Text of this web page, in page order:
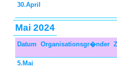
30.April
Mai 2024
Datum Organisationsgr�nder
5.Mai